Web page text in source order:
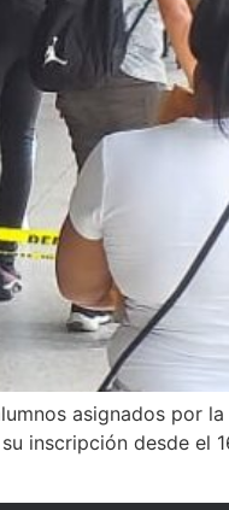
asignados por
inscripción desde el